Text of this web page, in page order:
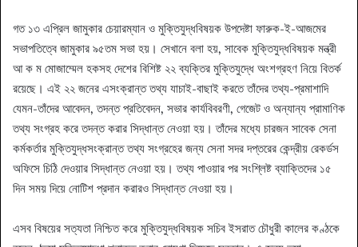
গত ১৩ এপ্রিল জামুকার চেয়ারম্যান ও মুক্তিযুদ্ধবিষয়ক উপদেষ্টা ফারুক-ই-আজমের
সভাপতিত্বে জামুকার ৯৫তম সভা হয়। সেখানে বলা হয়, সাবেক মুক্তিযুদ্ধবিষয়ক মন্ত্রী
আ ক ম মোজাম্মেল হকসহ দেশের বিশিষ্ট ২২ ব্যক্তির মুক্তিযুদ্ধে অংশগ্রহণ নিয়ে বিতর্ক
রয়েছে। এই ২২ জনের এসংক্রান্ত তথ্য যাচাই-বাছাই করতে তাঁদের তথ্য-প্রমাশাদি
যেমন-তাঁদের আবেদন, তদন্ত প্রতিবেদন, সভার কার্যবিবরণী, গেজেট ও অন্যান্য প্রামাণিক
তথ্য সংগ্রহ করে তদন্ত করার সিদ্ধান্ত নেওয়া হয়। তাঁদের মধ্যে চারজন সাবেক সেনা
কর্মকর্তার মুক্তিযুদ্ধসংক্রান্ত তথ্য সংগ্রহের জন্য সেনা সদর দপ্তরের কেন্দ্রীয় রেকর্ডস
অফিসে চিঠি দেওয়ার সিদ্ধান্ত নেওয়া হয়। তথ্য পাওয়ার পর সংশ্লিষ্ট ব্যাক্তিদের ১৫
দিন সময় দিয়ে নোটিশ প্রদান করারও সিদ্ধান্ত নেওয়া হয়।
এসব বিষয়ের সত্যতা নিশ্চিত করে মুক্তিযুদ্ধবিষয়ক সচিব ইসরাত চৌধুরী কালের কণ্ঠকে